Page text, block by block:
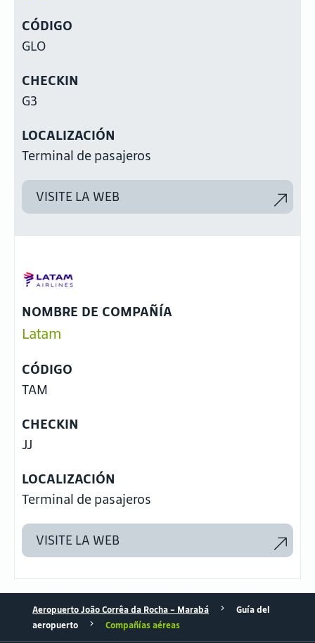
CÓDIGO
GLO
CHECKIN
G3
LOCALIZACIÓN
Terminal de pasajeros
VISITE LA WEB
NOMBRE DE COMPAÑÍA
Latam
CÓDIGO
TAM
CHECKIN
JJ
LOCALIZACIÓN
Terminal de pasajeros
VISITE LA WEB
Aeropuerto João Corrêa da Rocha - Marabá
Guía del
aeropuerto
Compañías aéreas